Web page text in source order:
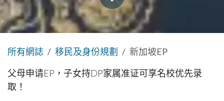
所有網誌 移民及身份規劃
新加坡EP
父母申请EP，子女持DP家属准证可享名校优先录
取！